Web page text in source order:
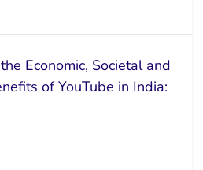
Economic, Societal and
of YouTube in India: